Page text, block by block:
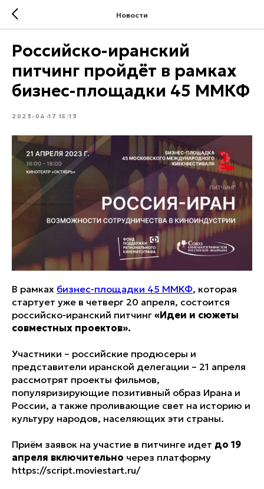
Новости
Российско-иранский
питчинг пройдёт в рамках
бизнес-площадки 45 ММКФ
2023-04-17 15:13
В рамках бизнес-площадки 45 ММКФ, которая
стартует уже в четверг 20 апреля, состоится
российско-иранский питчинг «Идеи и сюжеты
совместных проектов».
Участники – российские продюсеры и
представители иранской делегации – 21 апреля
рассмотрят проекты фильмов,
популяризирующие позитивный образ Ирана и
России, а также проливающие свет на историю и
культуру народов, населяющих эти страны.
Приём заявок на участие в питчинге идет до 19
апреля включительно через платформу
https://script.moviestart.ru/